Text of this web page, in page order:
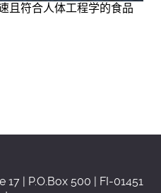
且符合人体工程学的食品
| P.O.Box 500 | FI-01451